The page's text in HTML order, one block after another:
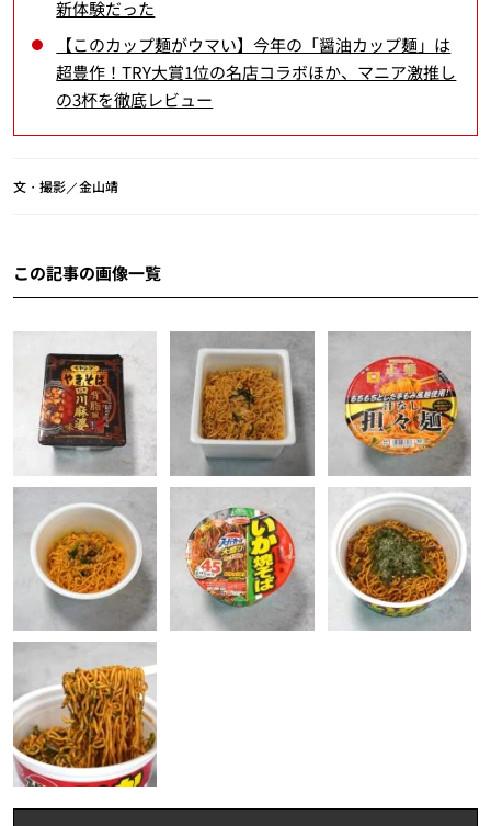
新体験だった
【このカップ麺がウマい】今年の「醤油カップ麺」は
超豊作！TRY大賞1位の名店コラボほか、マニア激推し
の3杯を徹底レビュー
文・撮影／金山靖
この記事の画像一覧